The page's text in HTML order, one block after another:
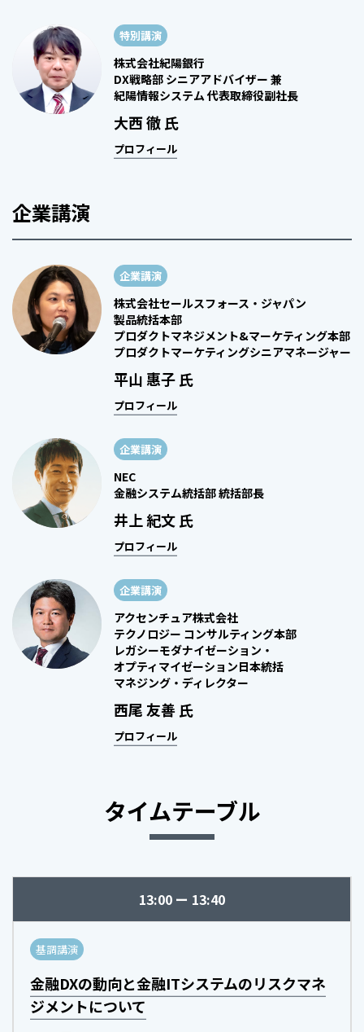
特別講演
株式会社紀陽銀行
DX戦略部 シニアアドバイザー 兼
紀陽情報システム 代表取締役副社長
大西 徹 氏
プロフィール
企業講演
企業講演
株式会社セールスフォース・ジャパン
製品統括本部
プロダクトマネジメント&マーケティング本部
プロダクトマーケティングシニアマネージャー
平山 惠子 氏
プロフィール
企業講演
NEC
金融システム統括部 統括部長
井上 紀文 氏
プロフィール
企業講演
アクセンチュア株式会社
テクノロジー コンサルティング本部
レガシーモダナイゼーション・
オプティマイゼーション日本統括
マネジング・ディレクター
西尾 友善 氏
プロフィール
タイムテーブル
13:00 13:40
基調講演
金融DXの動向と金融ITシステムのリスクマネ
ジメントについて